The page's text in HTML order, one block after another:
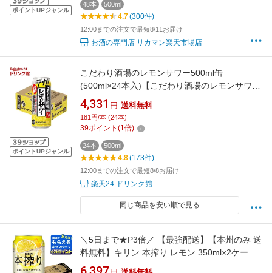
ポイントUPジャンル
48本 500ml
4.7(300件)
12:00までの注文で最短8/11お届け
お酒の専門店 リカマン楽天市場店
ポイントUPジャンル
こだわり酒場のレモンサワー500ml缶
(500ml×24本入)【こだわり酒場のレモンサワ
ー】[レモンサワー 缶チューハイ]
4,331 円 送料無料
181円/本 (24本)
39ポイント (1倍)
24本 500ml
4.8(173件)
12:00までの注文で最短8/8お届け
楽天24 ドリンク館
同じ商品を安い順で見る
＼5日まで★P3倍／ 【最強配送】【本州のみ 送
料無料】キリン 本搾り レモン 350ml×2ケー
ス/48本《048》『IAS』 レモンサワー 缶チュー